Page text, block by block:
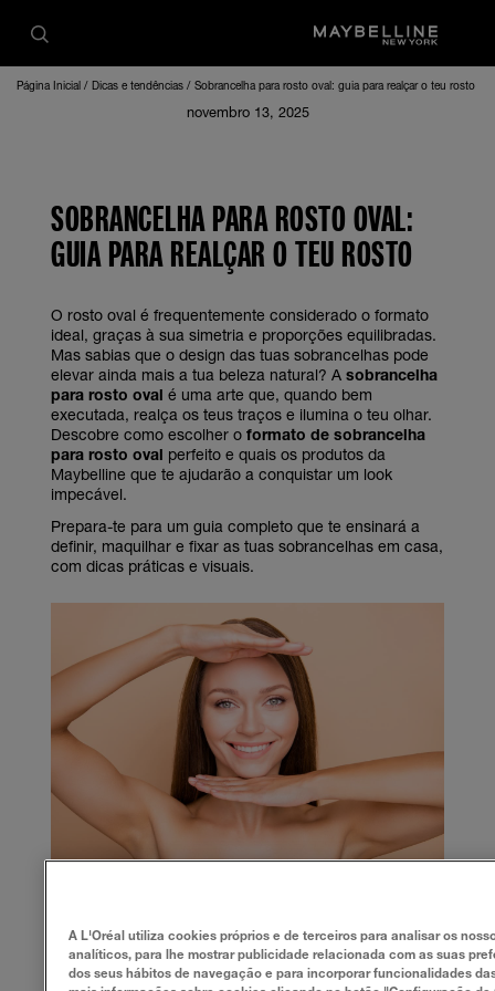
Página Inicial Dicas e tendências Sobrancelha para rosto oval: guia para realçar o teu rosto
novembro 13, 2025
SOBRANCELHA PARA ROSTO OVAL:
GUIA PARA REALÇAR O TEU ROSTO
O rosto oval é frequentemente considerado o formato
ideal, graças à sua simetria e proporções equilibradas.
Mas sabias que o design das tuas sobrancelhas pode
elevar ainda mais a tua beleza natural? A sobrancelha
para rosto oval é uma arte que, quando bem
executada, realça os teus traços e ilumina o teu olhar.
Descobre como escolher o formato de sobrancelha
para rosto oval perfeito e quais os produtos da
Maybelline que te ajudarão a conquistar um look
impecável.
Prepara-te para um guia completo que te ensinará a
definir, maquilhar e fixar as tuas sobrancelhas em casa,
com dicas práticas e visuais.
COMO SABER SE TENS UM ROSTO OVAL?
Antes de mergulharmos no mundo das sobrancelhas, é
A L'Oréal utiliza cookies próprios e de terceiros para analisar os
analíticos, para lhe mostrar publicidade relacionada com as suas
dos seus hábitos de navegação e para incorporar funcionalidades